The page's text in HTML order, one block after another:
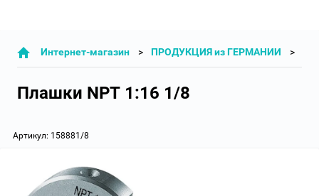
Интернет-магазин ПРОДУКЦИЯ из ГЕРМАНИИ
Плашки NPT 1:16 1/8
Артикул: 158881/8